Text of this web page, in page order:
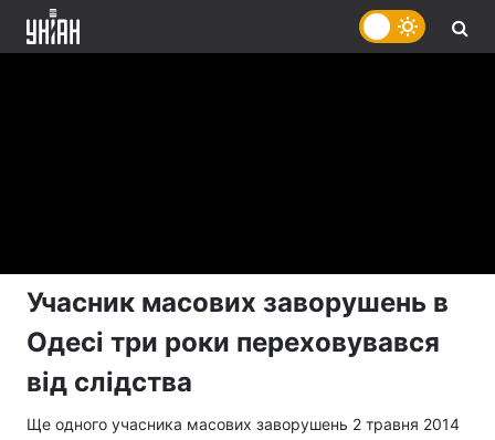
Учасник масових заворушень в
Одесі три роки переховувався
від слідства
Ще одного учасника масових заворушень 2 травня 2014